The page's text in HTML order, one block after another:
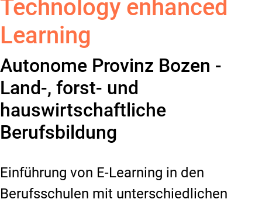
Technology enhanced
Learning
Autonome Provinz Bozen -
Land-, forst- und
hauswirtschaftliche
Berufsbildung
Einführung von E-Learning in den
Berufsschulen mit unterschiedlichen